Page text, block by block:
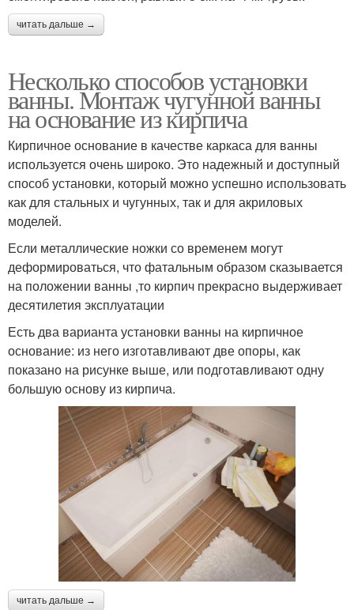
читать дальше →
Несколько способов установки
ванны. Монтаж чугунной ванны
на основание из кирпича
Кирпичное основание в качестве каркаса для ванны
используется очень широко. Это надежный и доступный
способ установки, который можно успешно использовать
как для стальных и чугунных, так и для акриловых
моделей.
Если металлические ножки со временем могут
деформироваться, что фатальным образом сказывается
на положении ванны ,то кирпич прекрасно выдерживает
десятилетия эксплуатации
Есть два варианта установки ванны на кирпичное
основание: из него изготавливают две опоры, как
показано на рисунке выше, или подготавливают одну
большую основу из кирпича.
читать дальше →